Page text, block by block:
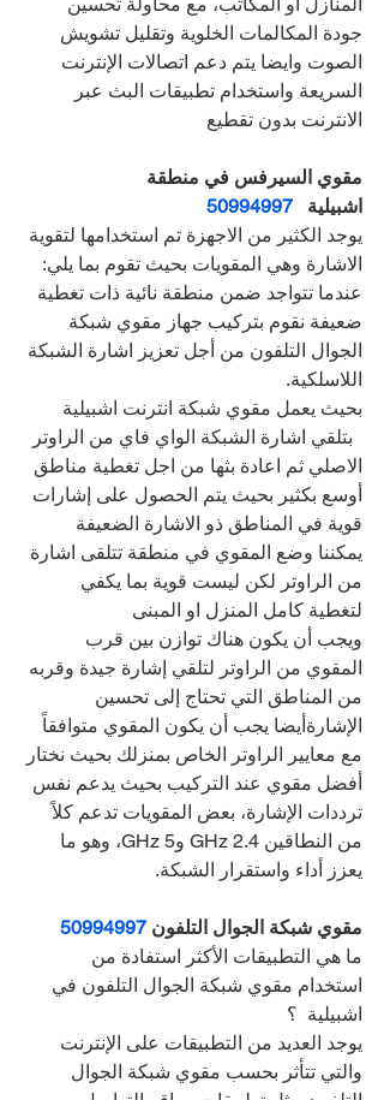
جودة المكالمات الخلوية وتقليل تشويش
الصوت وايضا يتم دعم اتصالات الإنترنت
السريعة واستخدام تطبيقات البث عبر
الانترنت بدون تقطيع
مقوي السيرفس في منطقة
اشبيلية 50994997
يوجد الكثير من الاجهزة تم استخدامها لتقوية
الاشارة وهي المقويات بحيث تقوم بما يلي:
عندما تتواجد ضمن منطقة نائية ذات تغطية
ضعيفة نقوم بتركيب جهاز مقوي شبكة
الجوال التلفون من أجل تعزيز اشارة الشبكة
اللاسلكية.
بحيث يعمل مقوي شبكة انترنت اشبيلية
بتلقي اشارة الشبكة الواي فاي من الراوتر
الاصلي ثم اعادة بثها من اجل تغطية مناطق
أوسع بكثير بحيث يتم الحصول على إشارات
قوية في المناطق ذو الاشارة الضعيفة
يمكننا وضع المقوي في منطقة تتلقى اشارة
من الراوتر لكن ليست قوية بما يكفي
لتغطية كامل المنزل او المبنى
ويجب أن يكون هناك توازن بين قرب
المقوي من الراوتر لتلقي إشارة جيدة وقربه
من المناطق التي تحتاج إلى تحسين
الإشارةأيضا يجب أن يكون المقوي متوافقاً
مع معايير الراوتر الخاص بمنزلك بحيث نختار
أفضل مقوي عند التركيب بحيث يدعم نفس
ترددات الإشارة، بعض المقويات تدعم كلاً
من النطاقين 2.4 GHz و5 GHz، وهو ما
يعزز أداء واستقرار الشبكة.
مقوي شبكة الجوال التلفون 50994997
ما هي التطبيقات الأكثر استفادة من
استخدام مقوي شبكة الجوال التلفون في
اشبيلية  ؟
يوجد العديد من التطبيقات على الإنترنت
والتي تتأثر بحسب مقوي شبكة الجوال